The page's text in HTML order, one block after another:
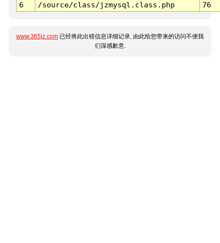
6
/source/class/jzmysql.class.php 76
www.365jz.com 已经将此出错信息详细记录, 由此给您带来的访问不便我
们深感歉意.